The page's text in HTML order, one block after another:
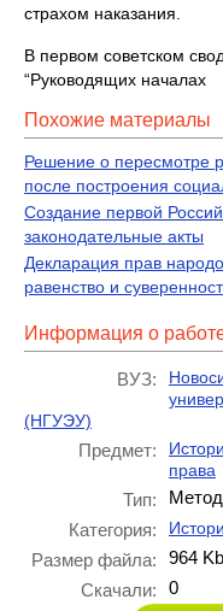
страхом наказания.
В первом советском
“Руководящих началах
Похожие материалы
Решение о пересмотре
после построения
Создание первой
законодательные акты
Декларация прав
равенство и
Информация о
ВУЗ:
(НГУЭУ)
Предмет:
права
Тип:
Категория:
Размер файла:
964 Kb
Скачали:
0